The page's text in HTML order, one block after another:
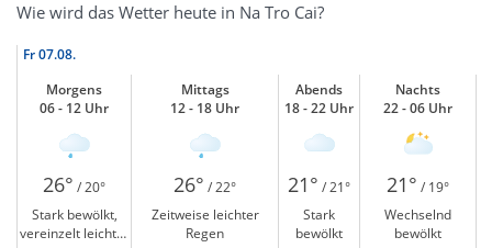
Wie wird das Wetter heute in Na Tro Cai?
Fr07.08.
Morgens
06 - 12 Uhr
Mittags
12 - 18 Uhr
Abends
18 - 22 Uhr
Nachts
22 - 06 Uhr
26° / 20° 26° / 22° 21° / 21° 21° / 19°
Stark bewölkt,
vereinzelt leichter
Zeitweise leichter
Regen
Stark
bewölkt
Wechselnd
bewölkt